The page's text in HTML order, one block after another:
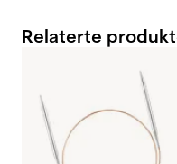
Relaterte